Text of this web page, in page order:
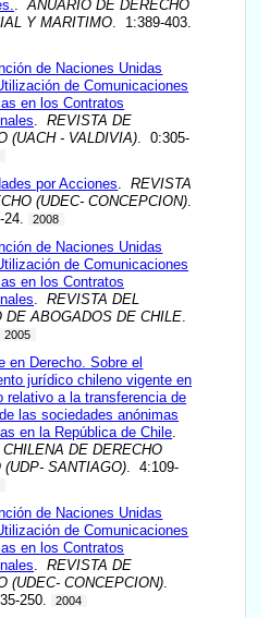
.ANUARIO DE DERECHO
Y MARITIMO . 1:389-403.
de Naciones Unidas
de Comunicaciones
en los Contratos
.REVISTA DE
(UACH - VALDIVIA) . 0:305-
por Acciones .REVISTA
(UDEC- CONCEPCION)
2008
de Naciones Unidas
de Comunicaciones
en los Contratos
.REVISTA DEL
DE ABOGADOS DE CHILE
2005
en Derecho. Sobre el
jurídico chileno vigente en
relativo a la transferencia de
las sociedades anónimas
en la República de Chile
DE DERECHO
(UDP- SANTIAGO) . 4:109-
de Naciones Unidas
de Comunicaciones
en los Contratos
.REVISTA DE
(UDEC- CONCEPCION)
250.
2004